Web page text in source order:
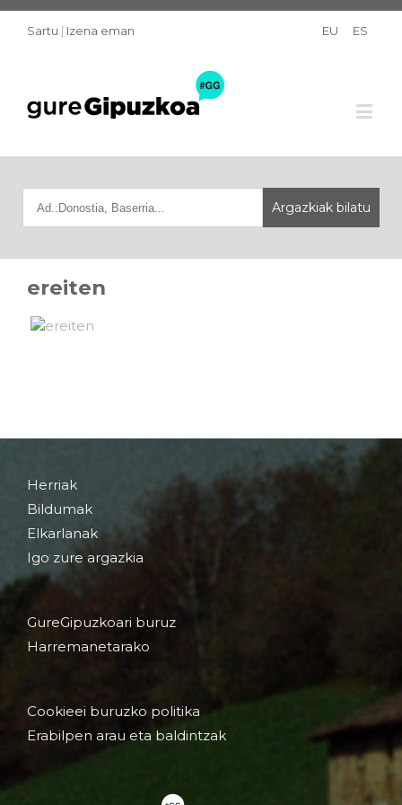
Sartu | Izena eman EU ES
ereiten
Herriak
Bildumak
Elkarlanak
Igo zure argazkia
GureGipuzkoari buruz
Harremanetarako
Cookieei buruzko politika
Erabilpen arau eta baldintzak